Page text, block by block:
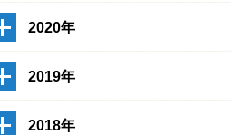
2020年
2019年
2018年